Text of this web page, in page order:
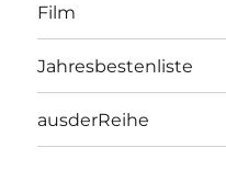
Film
Jahresbestenliste
ausderReihe